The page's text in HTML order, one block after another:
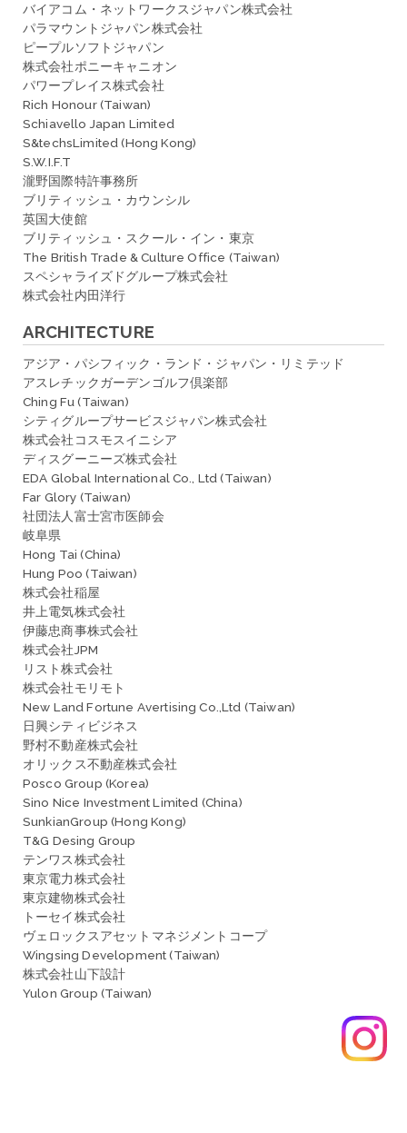
バイアコム・ネットワークスジャパン株式会社
パラマウントジャパン株式会社
ピープルソフトジャパン
株式会社ポニーキャニオン
パワープレイス株式会社
Rich Honour (Taiwan)
Schiavello Japan Limited
S&techsLimited (Hong Kong)
S.W.I.F.T
瀧野国際特許事務所
ブリティッシュ・カウンシル
英国大使館
ブリティッシュ・スクール・イン・東京
The British Trade & Culture Office (Taiwan)
スペシャライズドグループ株式会社
株式会社内田洋行
ARCHITECTURE
アジア・パシフィック・ランド・ジャパン・リミテッド
アスレチックガーデンゴルフ倶楽部
Ching Fu (Taiwan)
シティグループサービスジャパン株式会社
株式会社コスモスイニシア
ディスグーニーズ株式会社
EDA Global International Co., Ltd (Taiwan)
Far Glory (Taiwan)
社団法人富士宮市医師会
岐阜県
Hong Tai (China)
Hung Poo (Taiwan)
株式会社稲屋
井上電気株式会社
伊藤忠商事株式会社
株式会社JPM
リスト株式会社
株式会社モリモト
New Land Fortune Avertising Co.,Ltd (Taiwan)
日興シティビジネス
野村不動産株式会社
オリックス不動産株式会社
Posco Group (Korea)
Sino Nice Investment Limited (China)
SunkianGroup (Hong Kong)
T&G Desing Group
テンワス株式会社
東京電力株式会社
東京建物株式会社
トーセイ株式会社
ヴェロックスアセットマネジメントコープ
Wingsing Development (Taiwan)
株式会社山下設計
Yulon Group (Taiwan)